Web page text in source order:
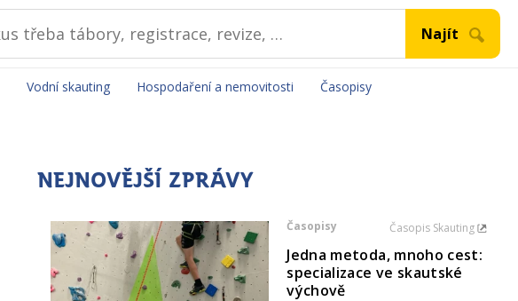
Vodní skauting Hospodaření a nemovitosti Časopisy
NEJNOVĚJŠÍ ZPRÁVY
Časopisy Časopis Skauting
Jedna metoda, mnoho cest:
specializace ve skautské
výchově